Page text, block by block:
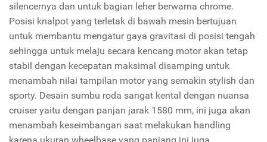
silencernya dan untuk bagian leher berwarna chrome.
Posisi knalpot yang terletak di bawah mesin bertujuan
untuk membantu mengatur gaya gravitasi di posisi tengah
sehingga untuk melaju secara kencang motor akan tetap
stabil dengan kecepatan maksimal disamping untuk
menambah nilai tampilan motor yang semakin stylish dan
sporty. Desain sumbu roda sangat kental dengan nuansa
cruiser yaitu dengan panjan jarak 1580 mm, ini juga akan
menambah keseimbangan saat melakukan handling